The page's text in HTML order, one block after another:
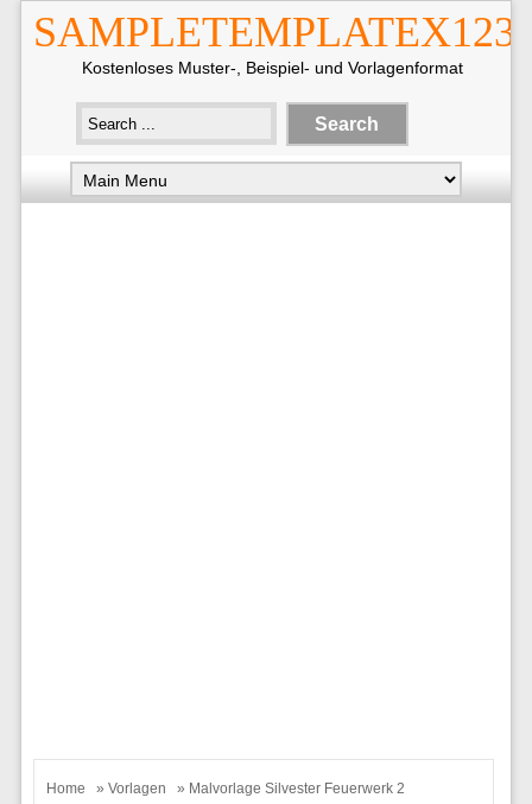
Kostenloses Muster-, Beispiel- und Vorlagenformat
Home » Vorlagen » Malvorlage Silvester Feuerwerk 2